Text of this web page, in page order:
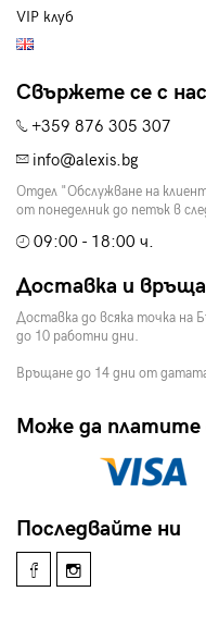
VIP клуб
Свържете се с нас
+359 876 305 307
info@alexis.bg
Отдел "Обслужване на
от понеделник до петък в
09:00 - 18:00 ч.
Доставка и
Доставка до всяка точка на
до 10 работни дни.
Връщане до 14 дни от
Може да платите
Последвайте ни